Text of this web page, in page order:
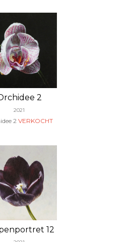
2
2021
2 VERKOCHT
12